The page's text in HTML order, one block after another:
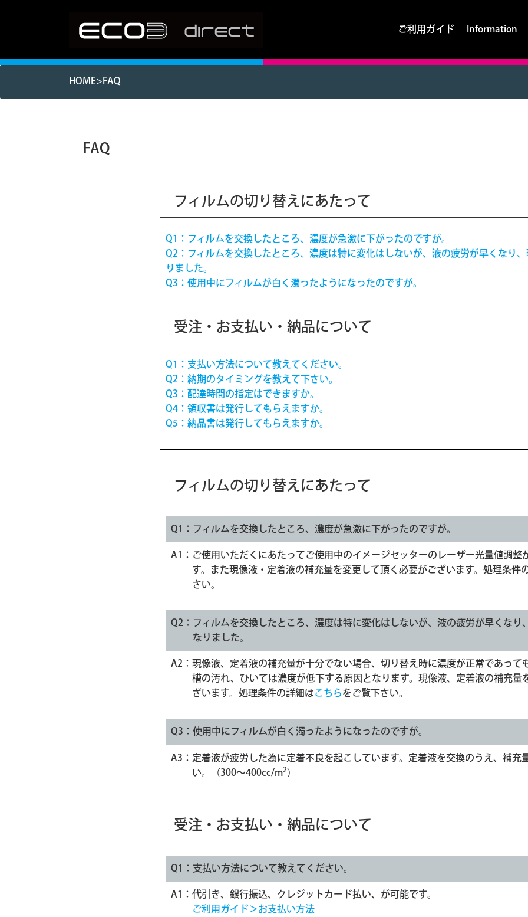
ご利用ガイド Information
HOME>FAQ
FAQ
フィルムの切り替えにあたって
Q1：フィルムを交換したところ、濃度が急激に下がったのですが。
Q2：フィルムを交換したところ、濃度は特に変化はしないが、液の疲労が早くなり
りました。
Q3：使用中にフィルムが白く濁ったようになったのですが。
受注・お支払い・納品について
Q1：支払い方法について教えてください。
Q2：納期のタイミングを教えて下さい。
Q3：配達時間の指定はできますか。
Q4：領収書は発行してもらえますか。
Q5：納品書は発行してもらえますか。
フィルムの切り替えにあたって
Q1： フィルムを交換したところ、濃度が急激に下がったのですが。
A1： ご使用いただくにあたってご使用中のイメージセッターのレーザー光量値調整
す。また現像液・定着液の補充量を変更して頂く必要がございます。処理条件
さい。
Q2： フィルムを交換したところ、濃度は特に変化はしないが、液の疲労が早くなり
なりました。
A2：現像液、定着液の補充量が十分でない場合、切り替え時に濃度が正常であって
槽の汚れ、ひいては濃度が低下する原因となります。現像液、定着液の補充量
ざいます。処理条件の詳細はこちらをご覧下さい。
Q3：使用中にフィルムが白く濁ったようになったのですが。
A3：定着液が疲労した為に定着不良を起こしています。定着液を交換のうえ、補充
い。（300～400cc/m2）
受注・お支払い・納品について
Q1：支払い方法について教えてください。
A1：代引き、銀行振込、クレジットカード払い、が可能です。
ご利用ガイド＞お支払い方法